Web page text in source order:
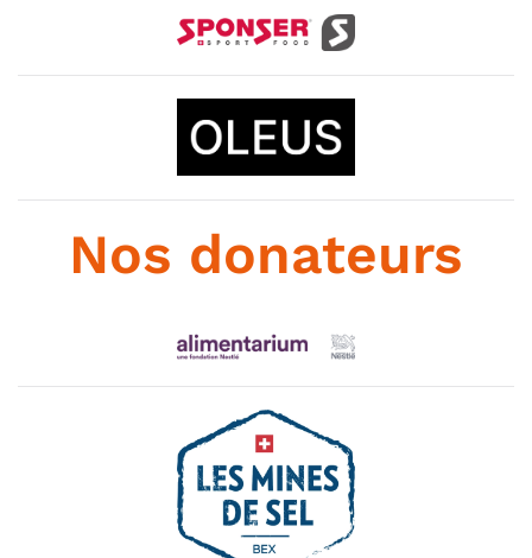
Nos donateurs